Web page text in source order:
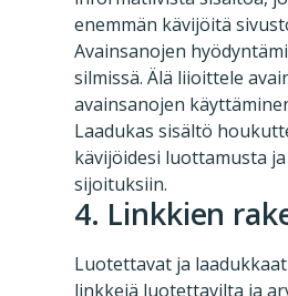
enemmän kävijöitä
Avainsanojen
silmissä. Älä liioittele
avainsanojen
Laadukas sisältö
kävijöidesi luottamusta
sijoituksiin.
4. Linkkien
Luotettavat ja
linkkejä luotettavilta ja